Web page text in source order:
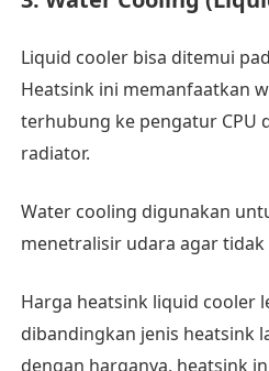
Liquid cooler bisa ditemui
Heatsink ini memanfaatkan
terhubung ke pengatur CPU
radiator.
Water cooling digunakan
menetralisir udara agar
Harga heatsink liquid cooler
dibandingkan jenis heatsink
dengan harganya, heatsink